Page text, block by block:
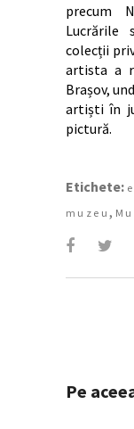
precum
Lucrările
colecții
artista a
Brașov,
artiști în
pictură.
Etichete:
muzeu ,
Pe